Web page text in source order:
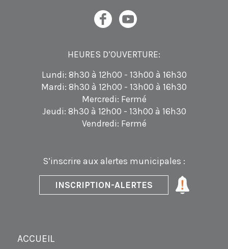
HEURES D’OUVERTURE:
Lundi: 8h30 à 12h00 - 13h00 à 16h30
Mardi: 8h30 à 12h00 - 13h00 à 16h30
Mercredi: Fermé
Jeudi: 8h30 à 12h00 - 13h00 à 16h30
Vendredi: Fermé
S’inscrire aux alertes municipales :
INSCRIPTION-ALERTES
ACCUEIL